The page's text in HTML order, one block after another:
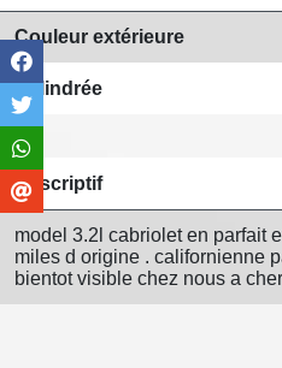
Couleur extérieure
Cylindrée
Descriptif
model 3.2l cabriolet en parfait
miles d origine . californienne
bientot visible chez nous a